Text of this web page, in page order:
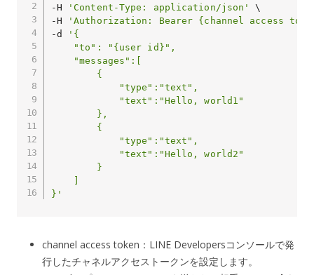
-H
'Content-Type: application/json'
\
-H
'Authorization: Bearer {channel access
-d
'{
    "to": "{user id}",
    "messages":[
        {
            "type":"text",
            "text":"Hello, world1"
        },
        {
            "type":"text",
            "text":"Hello, world2"
        }
}'
channel access token：LINE Developersコンソールで発
行したチャネルアクセストークンを設定します。